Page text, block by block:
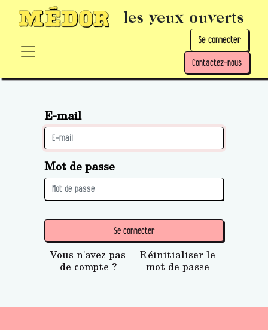
les yeux ouverts
Se connecter
Contactez-nous
E-mail
Mot de passe
Se connecter
Vous n'avez pas
de compte ?
Réinitialiser le
mot de passe